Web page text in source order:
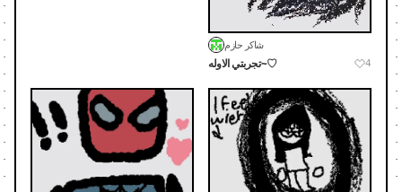
شاكر حازم
تجربتي الاوله~♡ 4